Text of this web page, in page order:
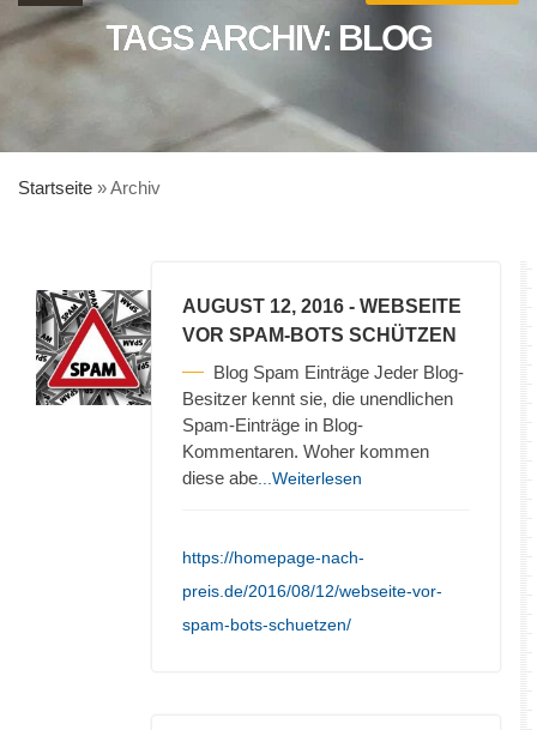
TAGS ARCHIV: BLOG
Startseite »Archiv
AUGUST 12, 2016 - WEBSEITE
VOR SPAM-BOTS SCHÜTZEN
Blog Spam Einträge Jeder Blog-
Besitzer kennt sie, die unendlichen
Spam-Einträge in Blog-
Kommentaren. Woher kommen
diese abe ...Weiterlesen
https://homepage-nach-
preis.de/2016/08/12/webseite-vor-
spam-bots-schuetzen/